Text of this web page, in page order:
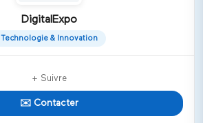
DigitalExpo
Technologie & Innovation
+ Suivre
✉️ Contacter